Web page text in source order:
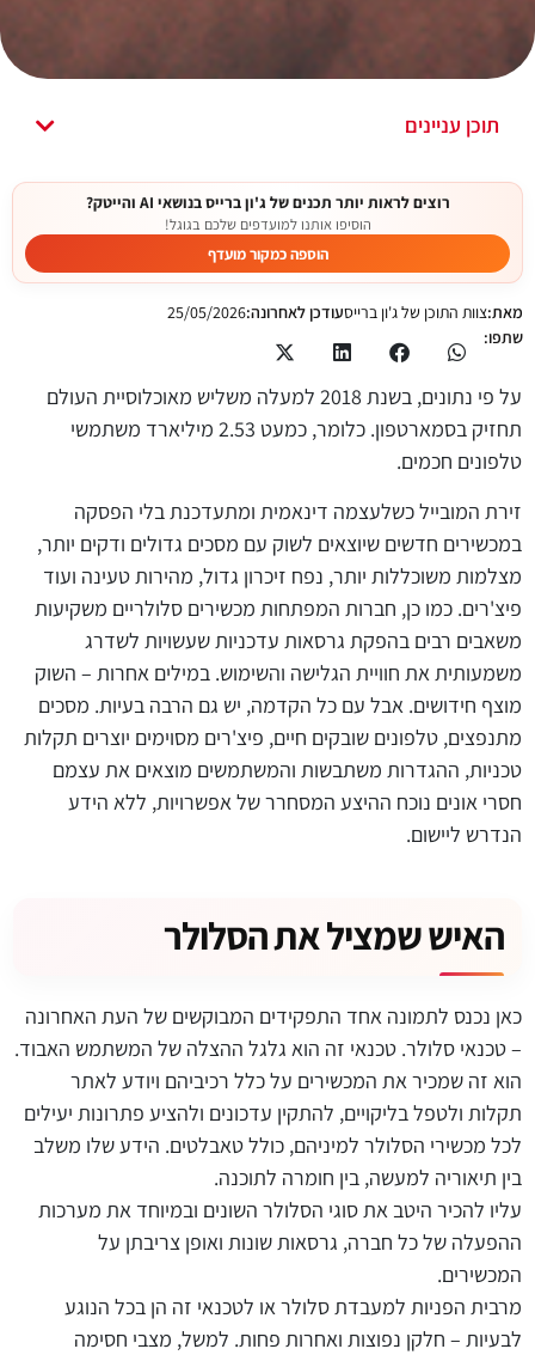
תוכן עניינים
רוצים לראות יותר תכנים של ג'ון ברייס בנושאי AI והייטק?
הוסיפו אותנו למועדפים שלכם בגוגל!
הוספה כמקור מועדף
מאת:צוות התוכן של ג'ון ברייסעודכן לאחרונה:25/05/2026
שתפו:
על פי נתונים, בשנת 2018 למעלה משליש מאוכלוסיית העולם
תחזיק בסמארטפון. כלומר, כמעט 2.53 מיליארד משתמשי
טלפונים חכמים.
זירת המובייל כשלעצמה דינאמית ומתעדכנת בלי הפסקה
במכשירים חדשים שיוצאים לשוק עם מסכים גדולים ודקים יותר,
מצלמות משוכללות יותר, נפח זיכרון גדול, מהירות טעינה ועוד
פיצ'רים. כמו כן, חברות המפתחות מכשירים סלולריים משקיעות
משאבים רבים בהפקת גרסאות עדכניות שעשויות לשדרג
משמעותית את חוויית הגלישה והשימוש. במילים אחרות – השוק
מוצף חידושים. אבל עם כל הקדמה, יש גם הרבה בעיות. מסכים
מתנפצים, טלפונים שובקים חיים, פיצ'רים מסוימים יוצרים תקלות
טכניות, ההגדרות משתבשות והמשתמשים מוצאים את עצמם
חסרי אונים נוכח ההיצע המסחרר של אפשרויות, ללא הידע
הנדרש ליישום.
האיש שמציל את הסלולר
כאן נכנס לתמונה אחד התפקידים המבוקשים של העת האחרונה
– טכנאי סלולר. טכנאי זה הוא גלגל ההצלה של המשתמש האבוד.
הוא זה שמכיר את המכשירים על כלל רכיביהם ויודע לאתר
תקלות ולטפל בליקויים, להתקין עדכונים ולהציע פתרונות יעילים
לכל מכשירי הסלולר למיניהם, כולל טאבלטים. הידע שלו משלב
בין תיאוריה למעשה, בין חומרה לתוכנה.
עליו להכיר היטב את סוגי הסלולר השונים ובמיוחד את מערכות
ההפעלה של כל חברה, גרסאות שונות ואופן צריבתן על
המכשירים.
מרבית הפניות למעבדת סלולר או לטכנאי זה הן בכל הנוגע
לבעיות – חלקן נפוצות ואחרות פחות. למשל, מצבי חסימה